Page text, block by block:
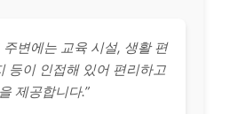
주변에는 교육 시설, 생활 편
등이 인접해 있어 편리하고
제공합니다.”